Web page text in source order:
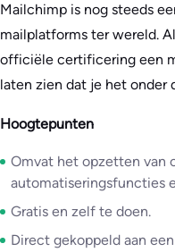
Mailchimp is nog steeds
mailplatforms ter wereld.
officiële certificering een
laten zien dat je het onder
Hoogtepunten
Omvat het opzetten van
automatiseringsfuncties
Gratis en zelf te doen.
Direct gekoppeld aan